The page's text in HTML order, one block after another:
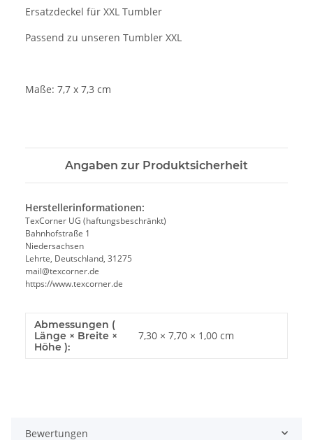
Ersatzdeckel für XXL Tumbler
Passend zu unseren Tumbler XXL
Maße: 7,7 x 7,3 cm
Angaben zur Produktsicherheit
Herstellerinformationen:
TexCorner UG (haftungsbeschränkt)
Bahnhofstraße 1
Niedersachsen
Lehrte, Deutschland, 31275
mail@texcorner.de
https://www.texcorner.de
Abmessungen (
Länge × Breite ×
Höhe ):
7,30 × 7,70 × 1,00 cm
Bewertungen